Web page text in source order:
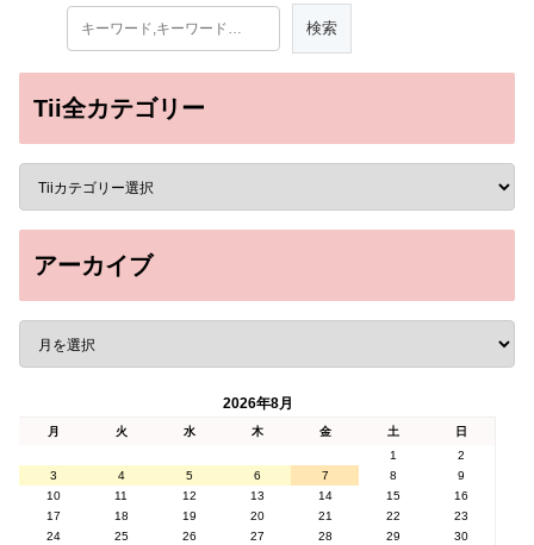
Tii全カテゴリー
アーカイブ
2026年8月
月 火 水 木 金 土
日
1
2
3
4 5 6 7 8
9
10
11 12 13 14 15
16
17
18 19 20 21 22
23
24
25 26 27 28 29
30